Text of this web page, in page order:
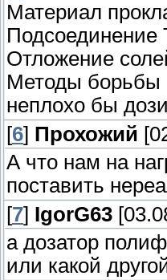
Материал
Подсоединение
Отложение
Методы борьбы
неплохо бы
[6] Прохожий
А что нам на
поставить
[7] IgorG63
а дозатор
или какой